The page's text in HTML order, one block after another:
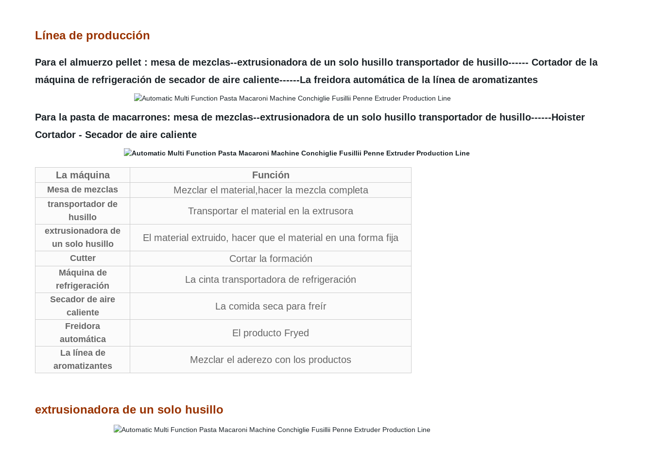
Línea de producción
Para el almuerzo pellet : mesa de mezclas--extrusionadora de un solo husillo transportador de husillo------ Cortador de la
máquina de refrigeración de secador de aire caliente------La freidora automática de la línea de aromatizantes
Para la pasta de macarrones: mesa de mezclas--extrusionadora de un solo husillo transportador de husillo------Hoister
Cortador - Secador de aire caliente
La máquina Función
Mesa de mezclas Mezclar el material,hacer la mezcla completa
transportador de
husillo
Transportar el material en la extrusora
extrusionadora de
un solo husillo
El material extruido, hacer que el material en una forma fija
Cutter Cortar la formación
Máquina de
refrigeración
La cinta transportadora de refrigeración
Secador de aire
caliente
La comida seca para freír
Freidora
automática
El producto Fryed
La línea de
aromatizantes
Mezclar el aderezo con los productos
extrusionadora de un solo husillo